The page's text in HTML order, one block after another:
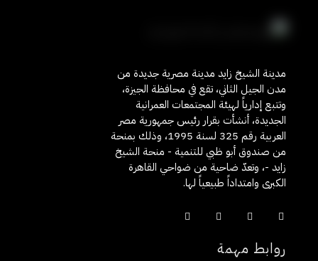
مدينة الشيخ زايد مدينة مصرية جديدة من
مدن الجيل الثاني، تقع في محافظة الجيزة،
وتتبع إدارياً لهيئة المجتمعات العمرانية
الجديدة، أنشأت بقرار رئيس جمهورية مصر
العربية رقم 325 لسنة 1995، وذلك بمنحة
من صندوق أبو ظبي للتنمية - منحة الشيخ
زايد -، وتعدّ ضاحية من ضواحي القاهرة
الكبرى وامتداداً طبيعياً لها.
روابط مهمة